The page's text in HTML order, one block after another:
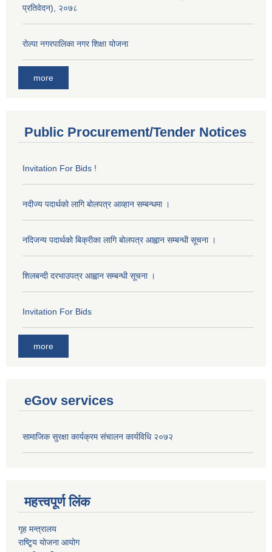
प्रतिवेदन), २०७८
रोल्पा नगरपालिका नगर शिक्षा योजना
more
Public Procurement/Tender Notices
Invitation For Bids !
नदीज्य पदार्थको लागि बोलपत्र आव्हान सम्बन्धमा ।
नदिजन्य पदार्थको बिक्रीका लागि बोलपत्र आह्वान सम्बन्धी सूचना ।
शिलबन्दी दरभाउपत्र आह्वान सम्बन्धी सूचना ।
Invitation For Bids
more
eGov services
सामाजिक सुरक्षा कार्यक्रम संचालन कार्यविधि २०७२
महत्त्वपूर्ण लिंक
गृह मन्त्रालय
राष्टि्ृय योजना आयोग